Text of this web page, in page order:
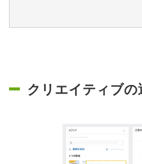
クリエイティブの